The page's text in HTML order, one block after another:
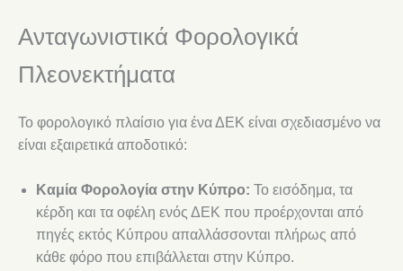
Ανταγωνιστικά Φορολογικά
Πλεονεκτήματα
Το φορολογικό πλαίσιο για ένα ΔΕΚ είναι σχεδιασμένο να
είναι εξαιρετικά αποδοτικό:
Καμία Φορολογία στην Κύπρο: Το εισόδημα, τα
κέρδη και τα οφέλη ενός ΔΕΚ που προέρχονται από
πηγές εκτός Κύπρου απαλλάσσονται πλήρως από
κάθε φόρο που επιβάλλεται στην Κύπρο.